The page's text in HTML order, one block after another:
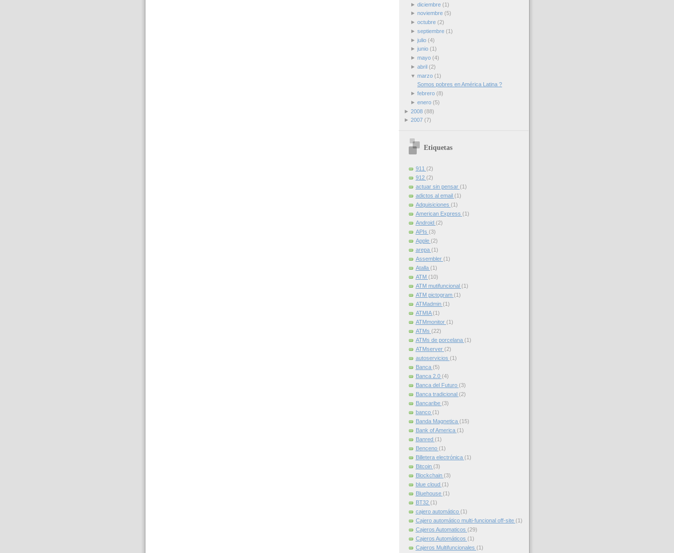
► diciembre (1)
► noviembre (5)
► octubre (2)
► septiembre (1)
► julio (4)
► junio (1)
► mayo (4)
► abril (2)
▼ marzo (1)
Somos pobres en América Latina ?
► febrero (8)
► enero (5)
► 2008 (88)
► 2007 (7)
Etiquetas
911 (2)
912 (2)
actuar sin pensar (1)
adictos al email (1)
Adquisiciones (1)
American Express (1)
Android (2)
APIs (3)
Apple (2)
arepa (1)
Assembler (1)
Atalla (1)
ATM (10)
ATM mutifuncional (1)
ATM pictogram (1)
ATMadmin (1)
ATMIA(1)
ATMmonitor (1)
ATMs (22)
ATMs de porcelana (1)
ATMserver (2)
autoservicios (1)
Banca (5)
Banca 2.0 (4)
Banca del Futuro (3)
Banca tradicional (2)
Bancaribe (3)
banco (1)
Banda Magnetica (15)
Bank of America (1)
Banred (1)
Benceno (1)
Billetera electrónica (1)
Bitcoin (3)
Blockchain (3)
blue cloud (1)
Bluehouse (1)
BT32 (1)
cajero automático (1)
Cajero automático multi-funcional off-site (1)
Cajeros Automaticos (29)
Cajeros Automáticos (1)
Cajeros Multifuncionales (1)